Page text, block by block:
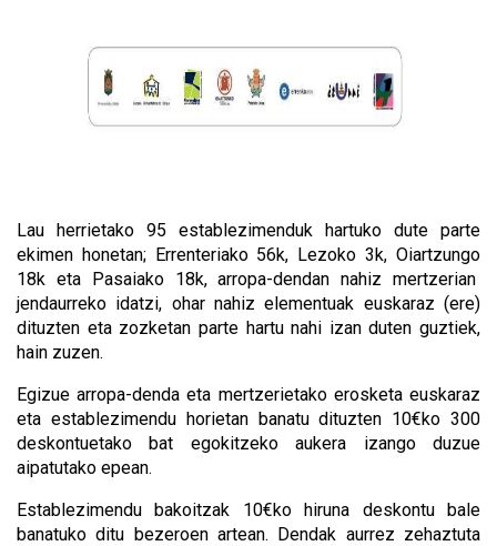
Lau herrietako 95 establezimenduk hartuko dute parte
ekimen honetan; Errenteriako 56k, Lezoko 3k, Oiartzungo
18k eta Pasaiako 18k, arropa-dendan nahiz mertzerian
jendaurreko idatzi, ohar nahiz elementuak euskaraz (ere)
dituzten eta zozketan parte hartu nahi izan duten guztiek,
hain zuzen.
Egizue arropa-denda eta mertzerietako erosketa euskaraz
eta establezimendu horietan banatu dituzten 10€ko 300
deskontuetako bat egokitzeko aukera izango duzue
aipatutako epean.
Establezimendu bakoitzak 10€ko hiruna deskontu bale
banatuko ditu bezeroen artean. Dendak aurrez zehaztuta